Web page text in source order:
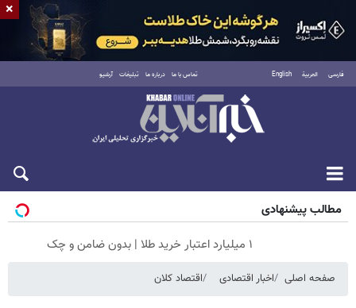
فارسی العربية English تماس با ما درباره ما تبلیغات آرشیو
جمعه ۱۶ مرداد ۱۴۰۵
مطالب پیشنهادی
۱ میلیارد اعتبار خرید طلا | بدون ضامن و چک
صفحه اصلی اخبار اقتصادی اقتصاد کلان
×